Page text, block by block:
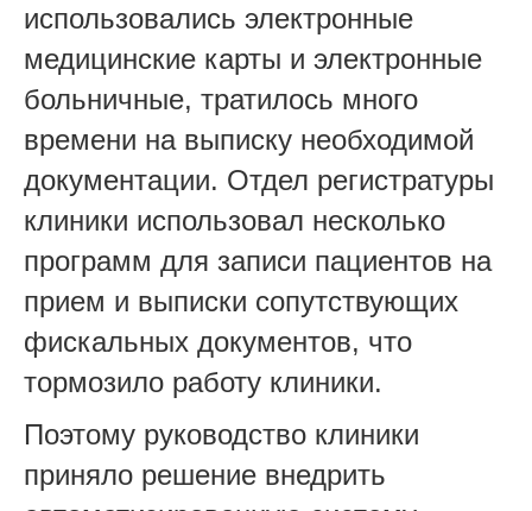
использовались электронные
медицинские карты и электронные
больничные, тратилось много
времени на выписку необходимой
документации. Отдел регистратуры
клиники использовал несколько
программ для записи пациентов на
прием и выписки сопутствующих
фискальных документов, что
тормозило работу клиники.
Поэтому руководство клиники
приняло решение внедрить